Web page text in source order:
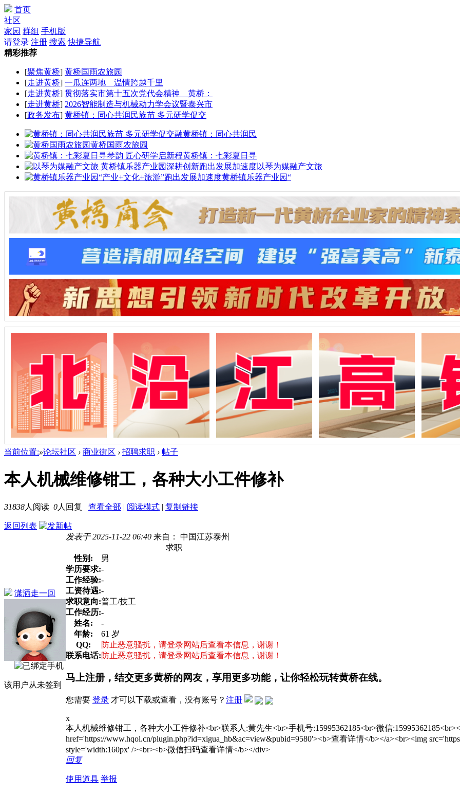
首页
社区
家园 群组 手机版
请登录 注册 搜索 快捷导航
精彩推荐
[聚焦黄桥] 黄桥国雨农旅园
[走进黄桥] 一瓜连两地 温情跨越千里
[走进黄桥] 贯彻落实市第十五次党代会精神 黄桥：
[走进黄桥] 2026智能制造与机械动力学会议暨泰兴市
[政务发布] 黄桥镇：同心共润民族苗 多元研学促交
黄桥镇：同心共润民
黄桥国雨农旅园
黄桥镇：七彩夏日寻
以琴为媒融产文旅
黄桥镇乐器产业园“
当前位置:»论坛社区 › 商业街区 › 招聘求职 › 帖子
本人机械维修钳工，各种大小工件修补
31838人阅读 0人回复 查看全部 阅读模式 复制链接
返回列表
潇洒走一回
该用户从未签到
发表于 2025-11-22 06:40 来自： 中国江苏泰州
求职
性别:
男
学历要求:-
工作经验:-
工资待遇:-
求职意向:普工/技工
工作经历:-
姓名:
-
年龄:
61 岁
QQ:
防止恶意骚扰，请登录网站后查看本信息，谢谢！
联系电话: 防止恶意骚扰，请登录网站后查看本信息，谢谢！
马上注册，结交更多黄桥的网友，享用更多功能，让你轻松玩转黄桥在线。
您需要 登录 才可以下载或查看，没有账号？ 注册
x
本人机械维修钳工，各种大小工件修补<br>联系人:黄先生<br>手机号:15995362185<br>微信
href='https://www.hqol.cn/plugin.php?id=xigua_hb&ac=view&pubid=9580'><b>查看详情</b></a><br><img
style='width:160px' /><br><b>微信扫码查看详情</b></div>
回复
使用道具 举报